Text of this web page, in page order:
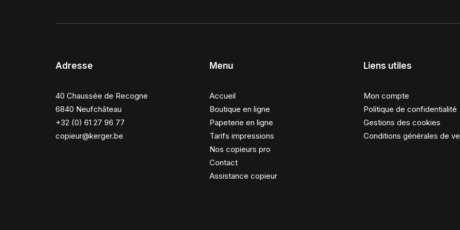
Adresse
40 Chaussée de Recogne
6840 Neufchâteau
+32 (0) 61 27 96 77
copieur@kerger.be
Menu
Accueil
Boutique en ligne
Papeterie en ligne
Tarifs impressions
Nos copieurs pro
Contact
Assistance copieur
Liens utiles
Mon compte
Politique de confidentialité
Gestions des cookies
Conditions générales de